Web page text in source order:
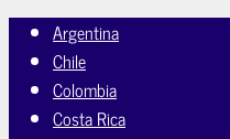
Argentina
Chile
Colombia
Costa Rica